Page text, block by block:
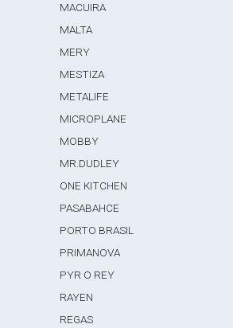
MACUIRA
MALTA
MERY
MESTIZA
METALIFE
MICROPLANE
MOBBY
MR.DUDLEY
ONE KITCHEN
PASABAHCE
PORTO BRASIL
PRIMANOVA
PYR O REY
RAYEN
REGAS